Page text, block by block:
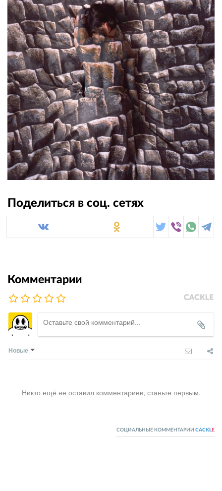
Поделиться в соц. сетях
Комментарии
Новые
Никто ещё не оставил комментариев, станьте первым.
СОЦИАЛЬНЫЕ КОММЕНТАРИИ CACKL E